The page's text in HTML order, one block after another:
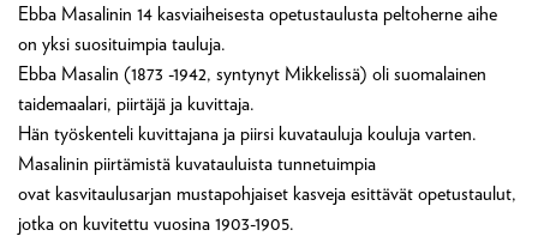
Ebba Masalinin 14 kasviaiheisesta opetustaulusta peltoherne aihe
on yksi suosituimpia tauluja.
Ebba Masalin (1873 -1942, syntynyt Mikkelissä) oli suomalainen
taidemaalari, piirtäjä ja kuvittaja.
Hän työskenteli kuvittajana ja piirsi kuvatauluja kouluja varten.
Masalinin piirtämistä kuvatauluista tunnetuimpia
ovat kasvitaulusarjan mustapohjaiset kasveja esittävät opetustaulut,
jotka on kuvitettu vuosina 1903-1905.